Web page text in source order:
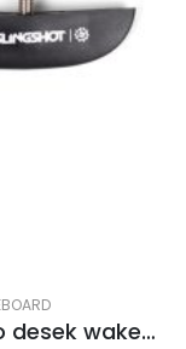
Slingshot Fin 6″ – statecznik do desek wakeboardowych Slingshota 2021